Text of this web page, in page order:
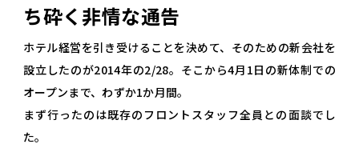
ち砕く非情な通告
ホテル経営を引き受けることを決めて、そのための新会社を
設立したのが2014年の2/28。そこから4月1日の新体制での
オープンまで、わずか1か月間。
まず行ったのは既存のフロントスタッフ全員との面談でし
た。